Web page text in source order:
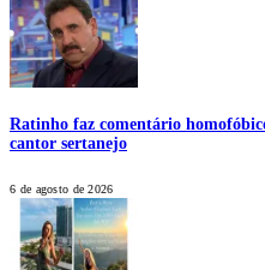
Ratinho faz comentário
cantor sertanejo
6 de agosto de 2026